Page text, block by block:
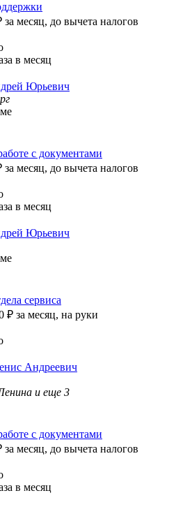
за месяц, до вычета налогов
в месяц
Юрьевич
с документами
за месяц, до вычета налогов
в месяц
Юрьевич
сервиса
₽ за месяц, на руки
Андреевич
и еще 3
с документами
за месяц, до вычета налогов
в месяц